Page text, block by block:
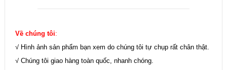
Về chúng tôi:
√ Hình ảnh sản phẩm bạn xem do chúng tôi tự chụp rất chân thật.
√ Chúng tôi giao hàng toàn quốc, nhanh chóng.